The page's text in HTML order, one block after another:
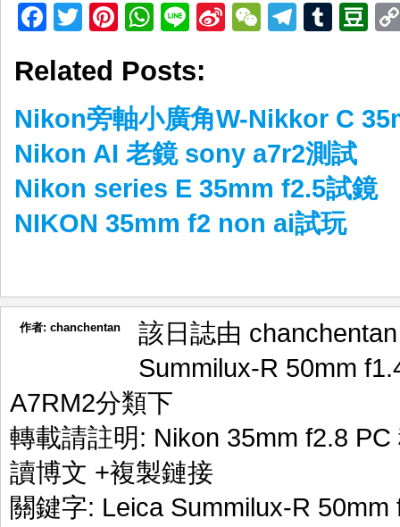
Facebook
TwitterPinterest
WhatsApp
LineSinaWeChat
Related Posts:
Nikon旁軸小廣角W-Nikkor C
Nikon AI 老鏡 sony a7r2測試
Nikon series E 35mm f2.5試鏡
NIKON 35mm f2 non ai試玩
作者: chanchentan
該日誌由
Summilux-R 50mm
A7RM2分類下
轉載請註明: Nikon 35mm f2.8
讀博文 +複製鏈接
關鍵字: Leica Summilux-R 50mm